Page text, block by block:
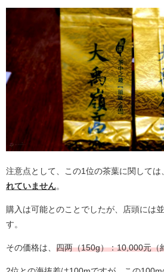
注意点として、この1位の茶葉に関しては
れていません。
購入は可能とのことでしたが、店頭には
す。
その価格は、 四两（150g）：10,000元（